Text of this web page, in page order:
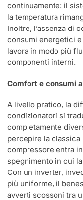
continuamente: il
la temperatura
Inoltre, l’assenza di
consumi energetici e
lavora in modo più
componenti interni.
Comfort e consumi
A livello pratico, la
condizionatori si
completamente
percepire la classica
compressore entra
spegnimento in cui
Con un inverter,
più uniforme, il
avverti scossoni tra